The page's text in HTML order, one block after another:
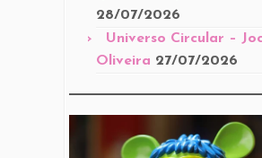
28/07/2026
Universo Circular –
Oliveira 27/07/2026